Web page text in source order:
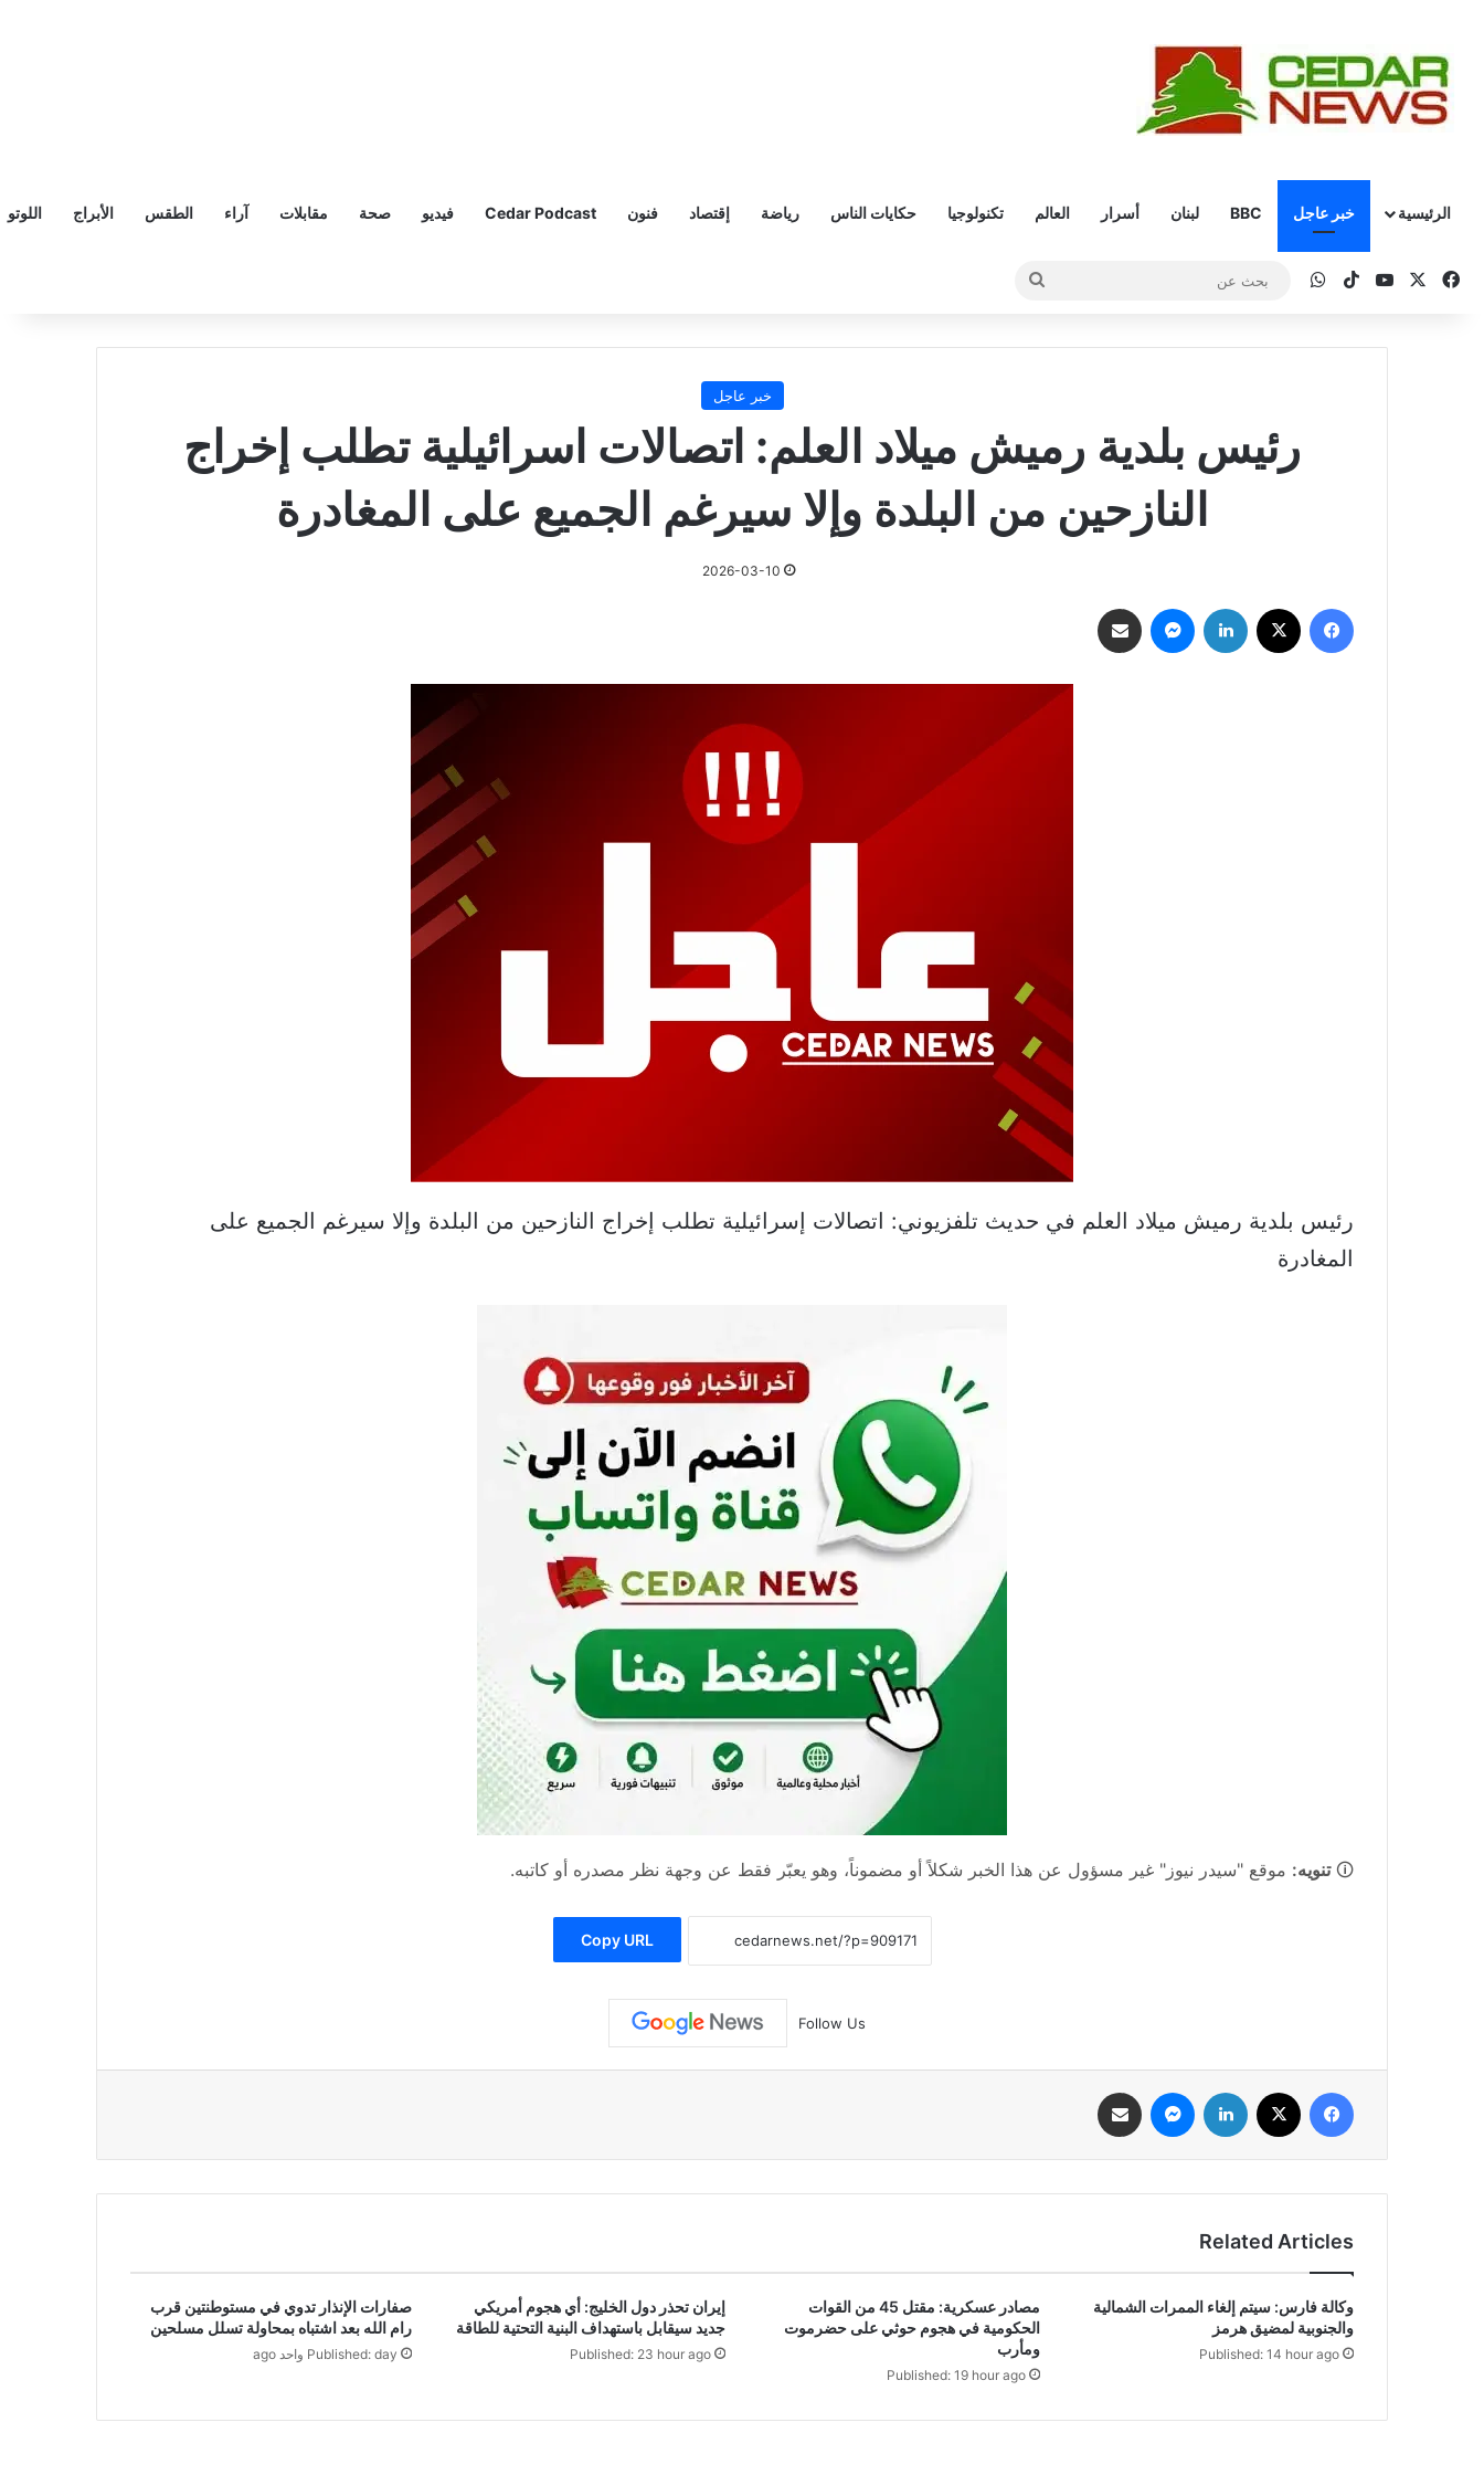
الرئيسية خبر عاجل BBC لبنان أسرار العالم تكنولوجيا حكايات الناس رياضة إقتصاد فنون Cedar Podcast فيديو صحة مقابلات آراء الطقس الأبراج اللوتو
فيسبوك ‫YouTube
‫TikTokواتساب
بحث
خبر عاجل
رئيس بلدية رميش ميلاد العلم: اتصالات اسرائيلية تطلب إخراج
النازحين من البلدة وإلا سيرغم الجميع على المغادرة
2026-03-10
فيسبوك لينكدإن ماسنجر
رئيس بلدية رميش ميلاد العلم في حديث تلفزيوني: اتصالات إسرائيلية تطلب إخراج النازحين من البلدة وإلا سيرغم الجميع على
المغادرة
🛈تنويه: موقع "سيدر نيوز" غير مسؤول عن هذا الخبر شكلاً أو مضموناً، وهو يعبّر فقط عن وجهة نظر مصدره أو كاتبه.
Copy URL
Follow Us
فيسبوك لينكدإن ماسنجر
Related Articles
وكالة فارس: سيتم إلغاء الممرات الشمالية
والجنوبية لمضيق هرمز
Published: 14 hour ago
مصادر عسكرية: مقتل 45 من القوات
الحكومية في هجوم حوثي على حضرموت
ومأرب
Published: 19 hour ago
إيران تحذر دول الخليج: أي هجوم أمريكي
جديد سيقابل باستهداف البنية التحتية للطاقة
Published: 23 hour ago
صفارات الإنذار تدوي في مستوطنتين قرب
رام الله بعد اشتباه بمحاولة تسلل مسلحين
Published: day واحد ago